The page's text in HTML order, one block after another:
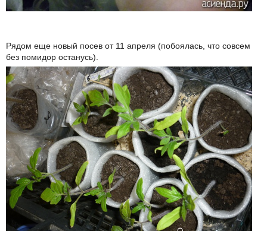
Рядом еще новый посев от 11 апреля (побоялась, что совсем
без помидор останусь).